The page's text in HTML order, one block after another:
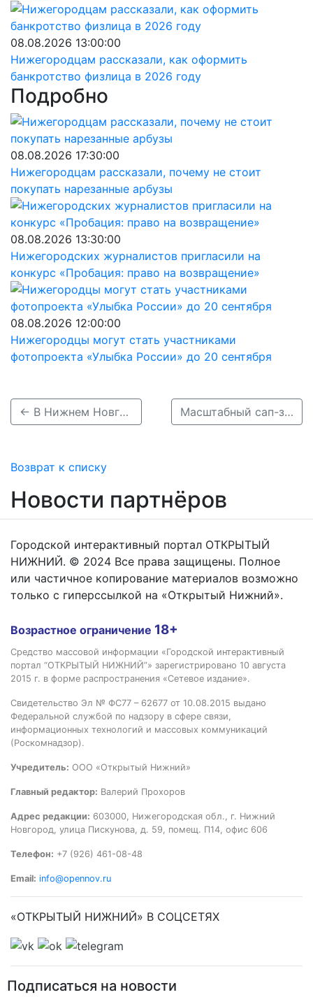
08.08.2026 13:00:00
Нижегородцам рассказали, как оформить
банкротство физлица в 2026 году
Подробно
08.08.2026 17:30:00
Нижегородцам рассказали, почему не стоит
покупать нарезанные арбузы
08.08.2026 13:30:00
Нижегородских журналистов пригласили на
конкурс «Пробация: право на возвращение»
08.08.2026 12:00:00
Нижегородцы могут стать участниками
фотопроекта «Улыбка России» до 20 сентября
← В Нижнем Новгороде построят жилой комплекс с школой, детсадом и поликлиникой Масштабный сап-заплыв пройдет на Гребном канале в Нижнем Новгороде →
Возврат к списку
Новости партнёров
Городской интерактивный портал ОТКРЫТЫЙ
НИЖНИЙ. © 2024 Все права защищены. Полное
или частичное копирование материалов возможно
только с гиперссылкой на «Открытый Нижний».
Возрастное ограничение 18+
Средство массовой информации «Городской интерактивный
портал “ОТКРЫТЫЙ НИЖНИЙ”» зарегистрировано 10 августа
2015 г. в форме распространения «Сетевое издание».
Свидетельство Эл № ФС77 – 62677 от 10.08.2015 выдано
Федеральной службой по надзору в сфере связи,
информационных технологий и массовых коммуникаций
(Роскомнадзор).
Учредитель: ООО «Открытый Нижний»
Главный редактор: Валерий Прохоров
Адрес редакции: 603000, Нижегородская обл., г. Нижний
Новгород, улица Пискунова, д. 59, помещ. П14, офис 606
Телефон: +7 (926) 461-08-48
Email: info@opennov.ru
«ОТКРЫТЫЙ НИЖНИЙ» В СОЦСЕТЯХ
Подписаться на новости